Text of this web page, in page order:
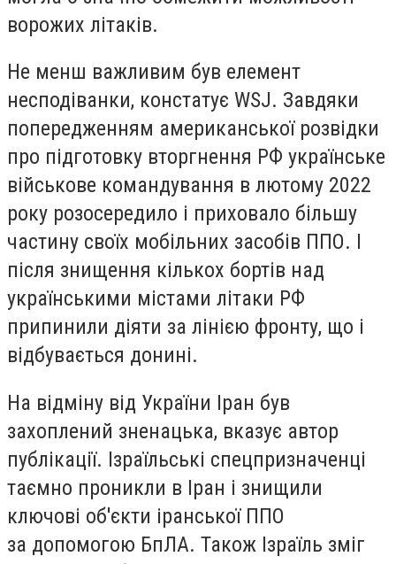
ворожих літаків.
Не менш важливим був елемент
несподіванки, констатує WSJ. Завдяки
попередженням американської розвідки
про підготовку вторгнення РФ українське
військове командування в лютому 2022
року розосередило і приховало більшу
частину своїх мобільних засобів ППО. І
після знищення кількох бортів над
українськими містами літаки РФ
припинили діяти за лінією фронту, що і
відбувається донині.
На відміну від України Іран був
захоплений зненацька, вказує автор
публікації. Ізраїльські спецпризначенці
таємно проникли в Іран і знищили
ключові об'єкти іранської ППО
за допомогою БпЛА. Також Ізраїль зміг